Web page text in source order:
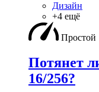
Дизайн
+4 ещё
Простой
Потянет
16/256?